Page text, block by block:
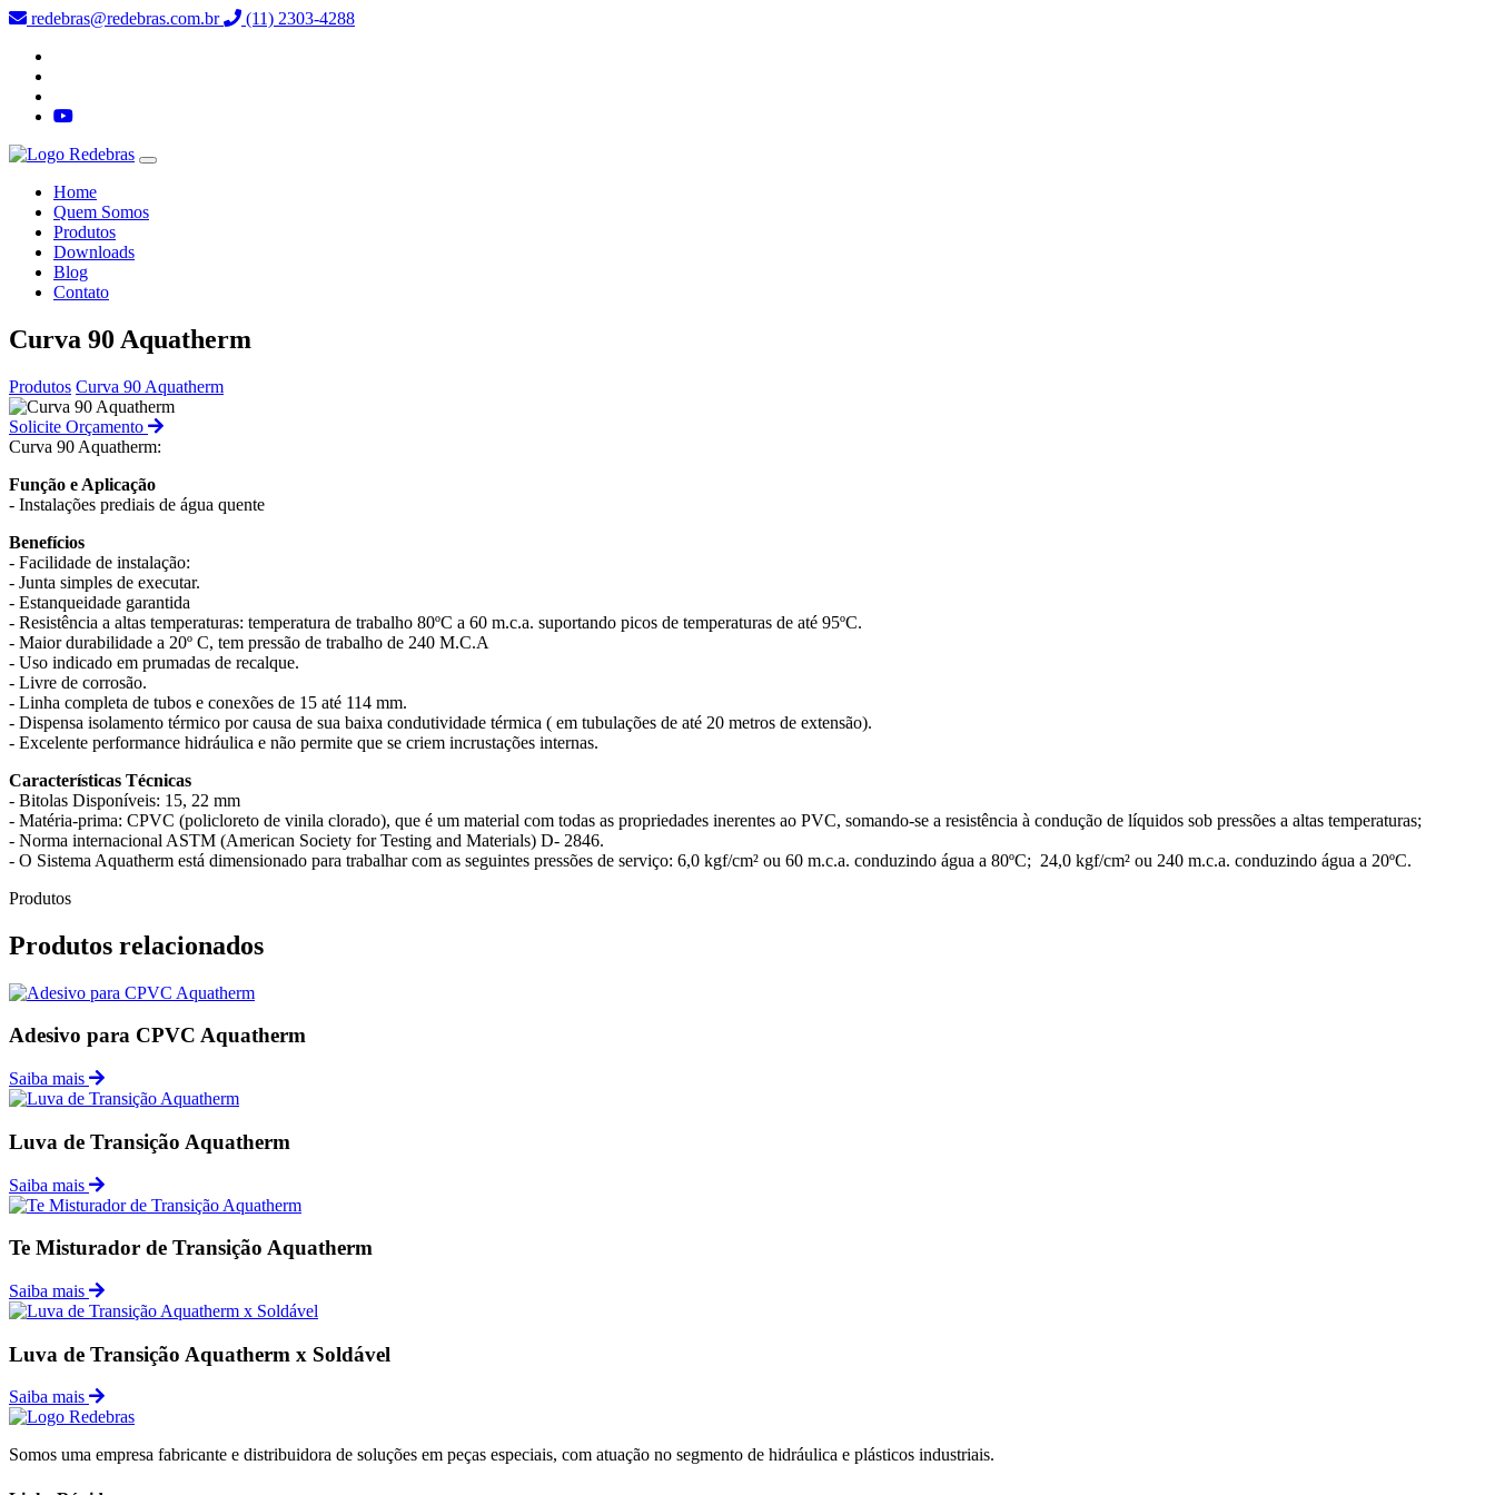
redebras@redebras.com.br (11) 2303-4288
Home
Quem Somos
Produtos
Downloads
Blog
Contato
Curva 90 Aquatherm
Produtos Curva 90 Aquatherm
Solicite Orçamento
Curva 90 Aquatherm:
Função e Aplicação
- Instalações prediais de água quente
Benefícios
- Facilidade de instalação:
- Junta simples de executar.
- Estanqueidade garantida
- Resistência a altas temperaturas: temperatura de trabalho 80ºC a 60 m.c.a. suportando picos de temperaturas de até 95ºC.
- Maior durabilidade a 20º C, tem pressão de trabalho de 240 M.C.A
- Uso indicado em prumadas de recalque.
- Livre de corrosão.
- Linha completa de tubos e conexões de 15 até 114 mm.
- Dispensa isolamento térmico por causa de sua baixa condutividade térmica ( em tubulações de até 20 metros de extensão).
- Excelente performance hidráulica e não permite que se criem incrustações internas.
Características Técnicas
- Bitolas Disponíveis: 15, 22 mm
- Matéria-prima: CPVC (policloreto de vinila clorado), que é um material com todas as propriedades inerentes ao PVC, somando-se a resistência à condução de líquidos sob pressões a altas temperaturas;
- Norma internacional ASTM (American Society for Testing and Materials) D- 2846.
- O Sistema Aquatherm está dimensionado para trabalhar com as seguintes pressões de serviço: 6,0 kgf/cm² ou 60 m.c.a. conduzindo água a 80ºC; 24,0 kgf/cm² ou 240 m.c.a. conduzindo água a 20ºC.
Produtos
Produtos relacionados
Adesivo para CPVC Aquatherm
Saiba mais
Luva de Transição Aquatherm
Saiba mais
Te Misturador de Transição Aquatherm
Saiba mais
Luva de Transição Aquatherm x Soldável
Saiba mais
Somos uma empresa fabricante e distribuidora de soluções em peças especiais, com atuação no segmento de hidráulica e plásticos industriais.